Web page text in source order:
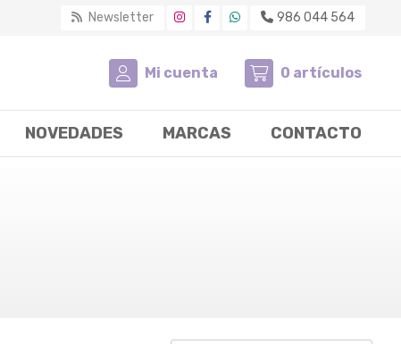
Newsletter 986 044 564
Mi cuenta 0 artículos
NOVEDADES MARCAS CONTACTO